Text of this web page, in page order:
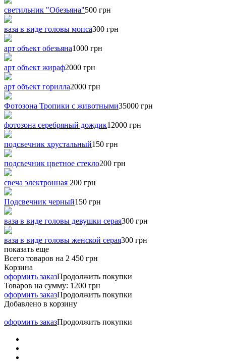
светильник "Обезьяна"500 грн
ваза в виде головы мопса300 грн
арт объект обезьяна1000 грн
арт объект жираф2000 грн
арт объект горилла2000 грн
Фотозона Тропики с животными35000 грн
фотозона серебряный дождик12000 грн
подсвечник хрустальный150 грн
подсвечник цветное стекло200 грн
свеча электронная 200 грн
Подсвечник черный150 грн
ваза в виде головы девушки серая300 грн
ваза в виде головы женской серая300 грн
показать еще
Всего товаров на 2 450 грн
Корзина
оформить заказПродолжить покупки
Товаров на сумму: 1200 грн
оформить заказПродолжить покупки
Добавлено в корзину
оформить заказПродолжить покупки